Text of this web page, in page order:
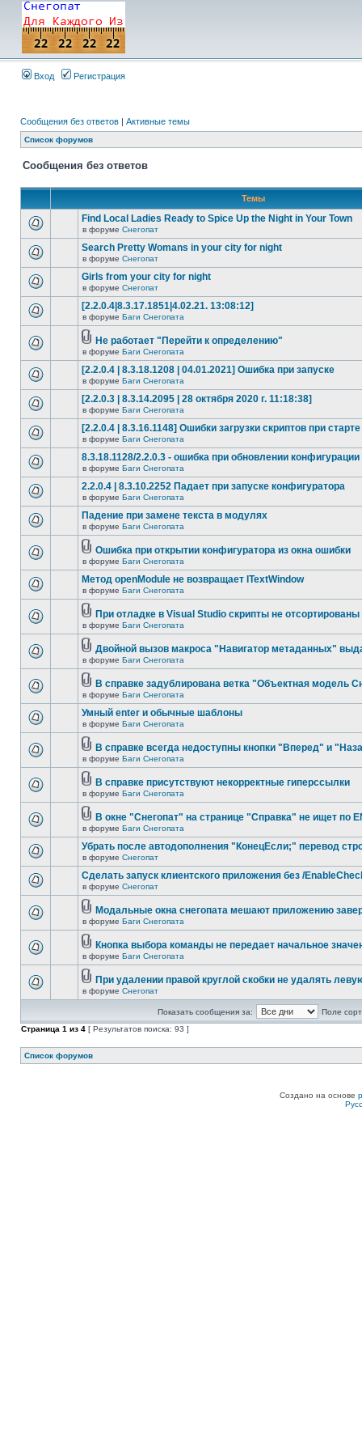
Вход Регистрация
Сообщения без ответов | Активные темы
Список форумов
Сообщения без ответов
Темы
Find Local Ladies Ready to Spice Up the Night in Your Town
в форуме Снегопат
Search Pretty Womans in your city for night
в форуме Снегопат
Girls from your city for night
в форуме Снегопат
[2.2.0.4|8.3.17.1851|4.02.21. 13:08:12]
в форуме Баги Снегопата
Не работает "Перейти к определению"
в форуме Баги Снегопата
[2.2.0.4 | 8.3.18.1208 | 04.01.2021] Ошибка при запуске
в форуме Баги Снегопата
[2.2.0.3 | 8.3.14.2095 | 28 октября 2020 г. 11:18:38]
в форуме Баги Снегопата
[2.2.0.4 | 8.3.16.1148] Ошибки загрузки скриптов при старте
в форуме Баги Снегопата
8.3.18.1128/2.2.0.3 - ошибка при обновлении конфигурации
в форуме Баги Снегопата
2.2.0.4 | 8.3.10.2252 Падает при запуске конфигуратора
в форуме Баги Снегопата
Падение при замене текста в модулях
в форуме Баги Снегопата
Ошибка при открытии конфигуратора из окна ошибки
в форуме Баги Снегопата
Метод openModule не возвращает ITextWindow
в форуме Баги Снегопата
При отладке в Visual Studio скрипты не отсортированы
в форуме Баги Снегопата
Двойной вызов макроса "Навигатор метаданных"
в форуме Баги Снегопата
В справке задублирована ветка "Объектная модель
в форуме Баги Снегопата
Умный enter и обычные шаблоны
в форуме Баги Снегопата
В справке всегда недоступны кнопки "Вперед" и
в форуме Баги Снегопата
В справке присутствуют некорректные гиперссылки
в форуме Баги Снегопата
В окне "Снегопат" на странице "Справка" не ищет по
в форуме Баги Снегопата
Убрать после автодополнения "КонецЕсли;" перевод
в форуме Снегопат
Cделать запуск клиентского приложения без /
в форуме Снегопат
Модальные окна снегопата мешают приложению
в форуме Баги Снегопата
Кнопка выбора команды не передает начальное
в форуме Баги Снегопата
При удалении правой круглой скобки не удалять
в форуме Снегопат
Показать сообщения за:
Поле
Страница 1 из 4 [ Результатов поиска: 93 ]
Список форумов
Создано на основе